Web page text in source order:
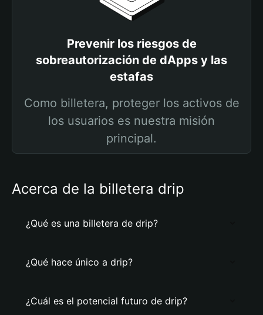
Prevenir los riesgos de
sobreautorización de dApps y las
estafas
Como billetera, proteger los activos de
los usuarios es nuestra misión
principal.
Acerca de la billetera drip
¿Qué es una billetera de drip?
¿Qué hace único a drip?
¿Cuál es el potencial futuro de drip?